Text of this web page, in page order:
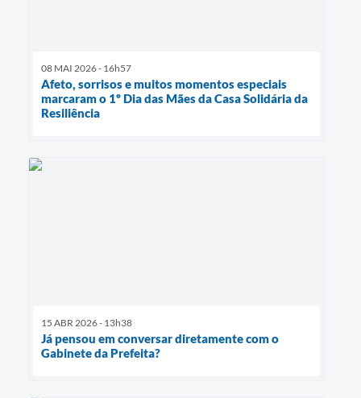
08 MAI 2026 - 16h57
Afeto, sorrisos e muitos momentos especiais
marcaram o 1º Dia das Mães da Casa Solidária da
Resiliência
15 ABR 2026 - 13h38
Já pensou em conversar diretamente com o
Gabinete da Prefeita?